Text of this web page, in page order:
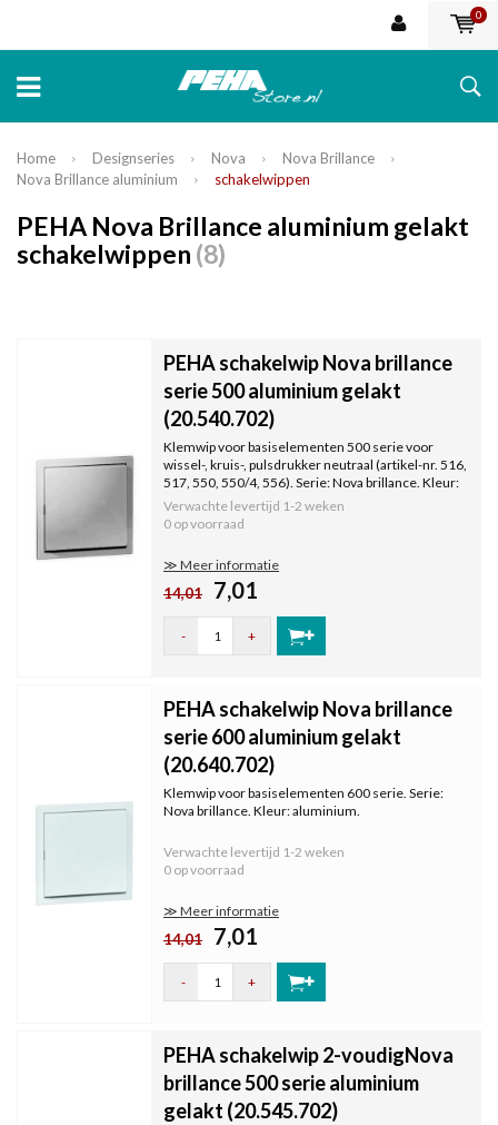
0
Home Designseries Nova
Nova Brillance
Nova Brillance aluminium
schakelwippen
PEHA Nova Brillance aluminium gelakt
schakelwippen (8)
PEHA schakelwip Nova brillance
serie 500 aluminium gelakt
(20.540.702)
Klemwip voor basiselementen 500 serie voor
wissel-, kruis-, pulsdrukker neutraal (artikel-nr. 516,
517, 550, 550/4, 556). Serie: Nova brillance. Kleur:
aluminium.
Verwachte levertijd 1-2 weken
0 op voorraad
≫ Meer informatie
14,01 7,01
- +
PEHA schakelwip Nova brillance
serie 600 aluminium gelakt
(20.640.702)
Klemwip voor basiselementen 600 serie. Serie:
Nova brillance. Kleur: aluminium.
Verwachte levertijd 1-2 weken
0 op voorraad
≫ Meer informatie
14,01 7,01
- +
PEHA schakelwip 2-voudigNova
brillance 500 serie aluminium
gelakt (20.545.702)